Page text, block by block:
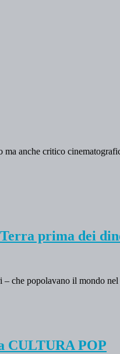
anche critico
prima dei
che popolavano il mondo
CULTURA POP